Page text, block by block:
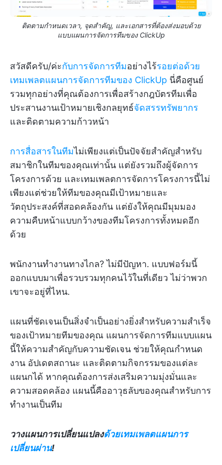
ติดตามกำหนดเวลา, จุดสำคัญ, และเอกสารที่ต้องส่งมอบด้วย
แบบแผนการจัดการทีมของ ClickUp
สวัสดีครับ/ค่ะกับการจัดการทีมอย่างไร้รอยต่อด้วย
เทมเพลตแผนการจัดการทีมของ ClickUp นี่คือศูนย์
รวมทุกอย่างที่คุณต้องการเพื่อสร้างกฎบัตรทีมเพื่อ
ประสานงานเป้าหมายเชิงกลยุทธ์จัดสรรทรัพยากร
และติดตามความก้าวหน้า
การสื่อสารในทีมไม่เพียงแต่เป็นปัจจัยสำคัญสำหรับ
สมาชิกในทีมของคุณเท่านั้น แต่ยังรวมถึงผู้จัดการ
โครงการด้วย และเทมเพลตการจัดการโครงการนี้ไม่
เพียงแต่ช่วยให้ทีมของคุณมีเป้าหมายและ
วัตถุประสงค์ที่สอดคล้องกัน แต่ยังให้คุณมีมุมมอง
ความคืบหน้าแบบกว้างของทีมโครงการทั้งหมดอีก
ด้วย
พนักงานทำงานทางไกล? ไม่มีปัญหา. แบบฟอร์มนี้
ออกแบบมาเพื่อรวบรวมทุกคนไว้ในที่เดียว ไม่ว่าพวก
เขาจะอยู่ที่ไหน.
แผนที่ชัดเจนเป็นสิ่งจำเป็นอย่างยิ่งสำหรับความสำเร็จ
ของเป้าหมายทีมของคุณ แผนการจัดการทีมแบบแผน
นี้ให้ความสำคัญกับความชัดเจน ช่วยให้คุณกำหนด
งาน อัปเดตสถานะ และติดตามกิจกรรมของแต่ละ
แผนกได้ หากคุณต้องการส่งเสริมความมุ่งมั่นและ
ความสอดคล้อง แผนนี้คืออาวุธลับของคุณสำหรับการ
ทำงานเป็นทีม
วางแผนการเปลี่ยนแปลงด้วยเทมเพลตแผนการ
เปลี่ยนผ่าน!